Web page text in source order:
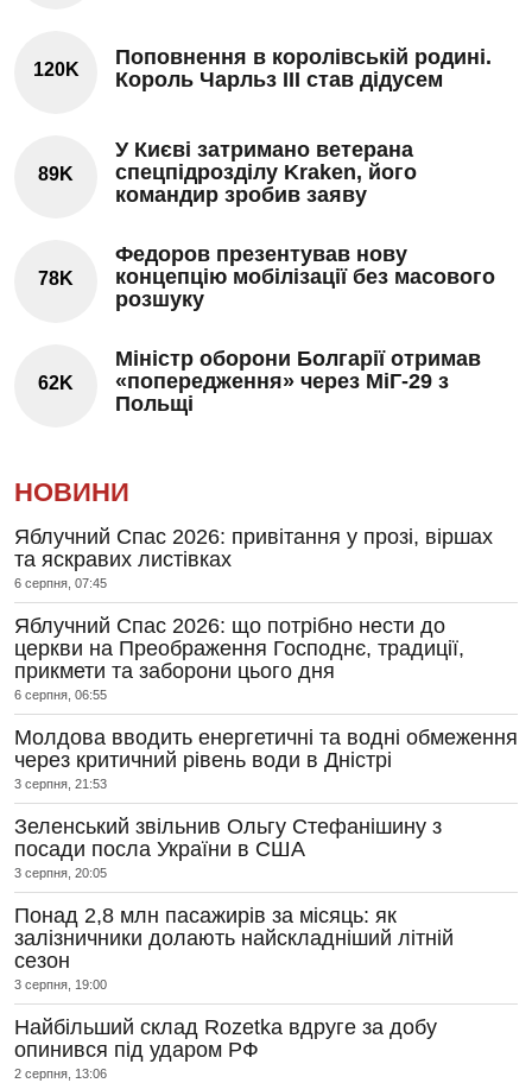
120K
Поповнення в королівській родині.
Король Чарльз III став дідусем
89K
У Києві затримано ветерана
спецпідрозділу Kraken, його
командир зробив заяву
78K
Федоров презентував нову
концепцію мобілізації без масового
розшуку
62K
Міністр оборони Болгарії отримав
«попередження» через МіГ-29 з
Польщі
НОВИНИ
Яблучний Спас 2026: привітання у прозі, віршах
та яскравих листівках
6 серпня, 07:45
Яблучний Спас 2026: що потрібно нести до
церкви на Преображення Господнє, традиції,
прикмети та заборони цього дня
6 серпня, 06:55
Молдова вводить енергетичні та водні обмеження
через критичний рівень води в Дністрі
3 серпня, 21:53
Зеленський звільнив Ольгу Стефанішину з
посади посла України в США
3 серпня, 20:05
Понад 2,8 млн пасажирів за місяць: як
залізничники долають найскладніший літній
сезон
3 серпня, 19:00
Найбільший склад Rozetka вдруге за добу
опинився під ударом РФ
2 серпня, 13:06